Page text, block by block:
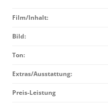
Film/Inhalt:
Bild:
Ton:
Extras/Ausstattung:
Preis-Leistung